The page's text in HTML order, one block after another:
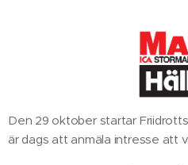
Den 29 oktober startar
är dags att anmäla intresse att